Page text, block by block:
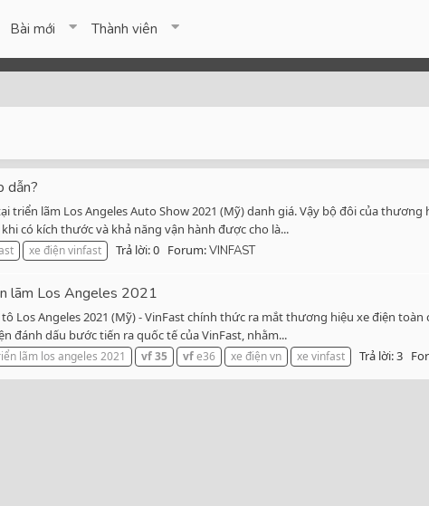
Bài mới Thành viên
dẫn?
triển lãm Los Angeles Auto Show 2021 (Mỹ) danh giá. Vậy bộ đôi của
có kích thước và khả năng vận hành được cho là...
xe điện vinfast Trả lời: 0 Forum:VINFAST
lãm Los Angeles 2021
Los Angeles 2021 (Mỹ) - VinFast chính thức ra mắt thương hiệu xe điện
đánh dấu bước tiến ra quốc tế của VinFast, nhằm...
lãm los angeles 2021 vf35 vfe36 xe điện vn xe vinfast Trả lời: 3